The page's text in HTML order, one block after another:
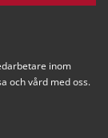
inom
och vård med oss.